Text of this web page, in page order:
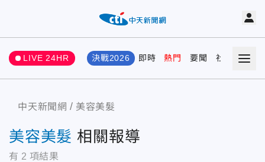
LIVE 24HR 決戰2026 即時 熱門 要聞 社會 娛樂
中天新聞網 美容美髮
美容美髮 相關報導
有 2 項結果